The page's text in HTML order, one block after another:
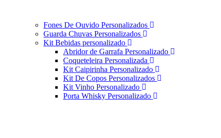
Fones De Ouvido Personalizados
Guarda Chuvas Personalizados
Kit Bebidas personalizado
Abridor de Garrafa Personalizado
Coqueteleira Personalizada
Kit Caipirinha Personalizado
Kit De Copos Personalizados
Kit Vinho Personalizado
Porta Whisky Personalizado